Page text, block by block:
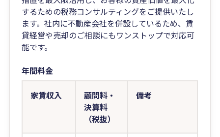
するための税務コンサルティングをご提供いたし
ます。社内に不動産会社を併設しているため、賃
貸経営や売却のご相談にもワンストップで対応可
能です。
年間料金
家賃収入
顧問料・
決算料
（税抜）
備考